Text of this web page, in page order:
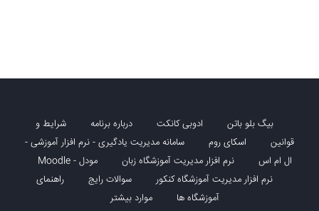
بیگ بلو باتن ادوبی کانکت درباره برنامه
شرایط و
قوانین
اسکای روم
سامانه مدیریت یادگیری - نرم افزار آموزشی -
ال ام اس
نرم افزار مدیریت آموزشگاه زبان
مودل - Moodle
نرم افزار مدیریت آموزشگاه کنکور
سوالات رایج
راهنمای
آموزشگاه ها
موارد بیشتر